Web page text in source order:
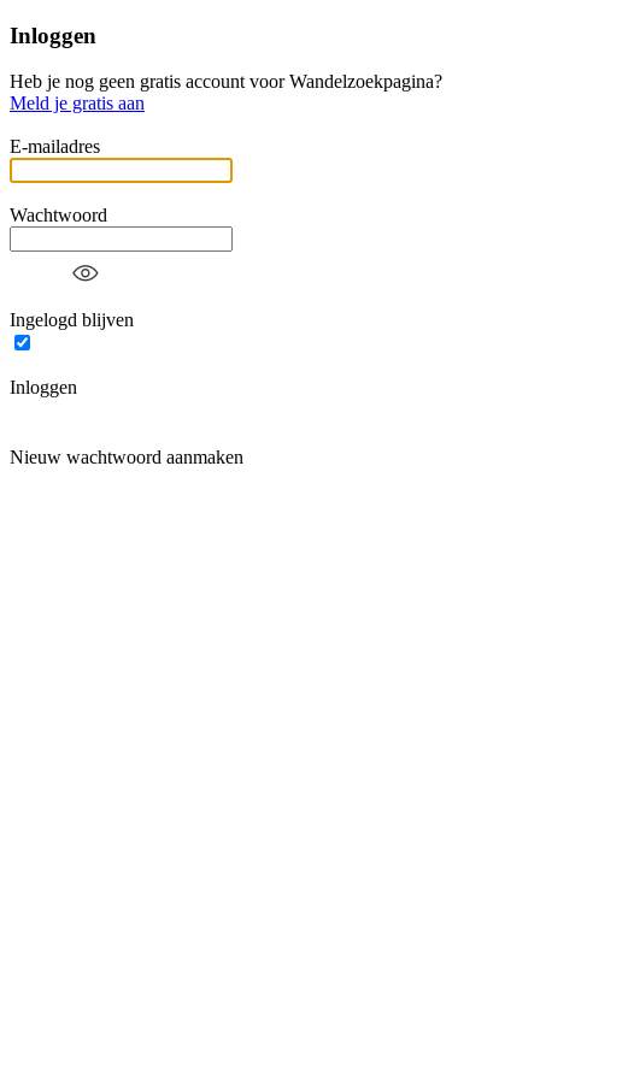
Inloggen
Heb je nog geen gratis account voor Wandelzoekpagina?
Meld je gratis aan
E-mailadres
Wachtwoord
Ingelogd blijven
Inloggen
Nieuw wachtwoord aanmaken